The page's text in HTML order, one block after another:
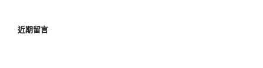
近期留言